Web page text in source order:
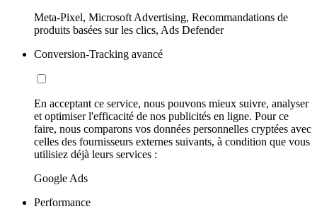
Meta-Pixel, Microsoft Advertising, Recommandations de
produits basées sur les clics, Ads Defender
Conversion-Tracking avancé
En acceptant ce service, nous pouvons mieux suivre, analyser
et optimiser l'efficacité de nos publicités en ligne. Pour ce
faire, nous comparons vos données personnelles cryptées avec
celles des fournisseurs externes suivants, à condition que vous
utilisiez déjà leurs services :
Google Ads
Performance